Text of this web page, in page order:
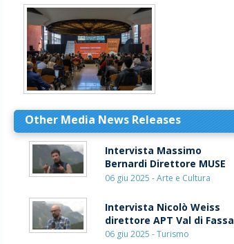
Other Media News Releases
Intervista Massimo
Bernardi Direttore MUSE
06 giu 2025 - Arte e Cultura
Intervista Nicolò Weiss
direttore APT Val di Fassa
06 giu 2025 - Turismo